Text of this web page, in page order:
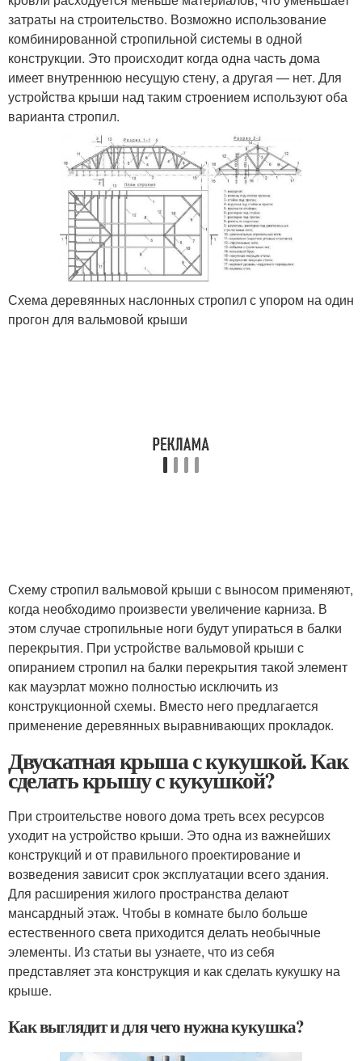
затраты на строительство. Возможно использование
комбинированной стропильной системы в одной
конструкции. Это происходит когда одна часть дома
имеет внутреннюю несущую стену, а другая — нет. Для
устройства крыши над таким строением используют оба
варианта стропил.
Схема деревянных наслонных стропил с упором на один
прогон для вальмовой крыши
Схему стропил вальмовой крыши с выносом применяют,
когда необходимо произвести увеличение карниза. В
этом случае стропильные ноги будут упираться в балки
перекрытия. При устройстве вальмовой крыши с
опиранием стропил на балки перекрытия такой элемент
как мауэрлат можно полностью исключить из
конструкционной схемы. Вместо него предлагается
применение деревянных выравнивающих прокладок.
Двускатная крыша с кукушкой. Как
сделать крышу с кукушкой?
При строительстве нового дома треть всех ресурсов
уходит на устройство крыши. Это одна из важнейших
конструкций и от правильного проектирование и
возведения зависит срок эксплуатации всего здания.
Для расширения жилого пространства делают
мансардный этаж. Чтобы в комнате было больше
естественного света приходится делать необычные
элементы. Из статьи вы узнаете, что из себя
представляет эта конструкция и как сделать кукушку на
крыше.
Как выглядит и для чего нужна кукушка?